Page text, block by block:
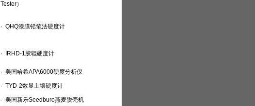
Tester）
· QHQ漆膜铅笔法硬度计
· IRHD-1胶辊硬度计
· 美国哈希APA6000硬度分析仪
· TYD-2数显土壤硬度计
· 美国新乐Seedburo燕麦脱壳机